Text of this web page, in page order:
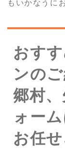
おす
ンの
郷村
ォー
お任